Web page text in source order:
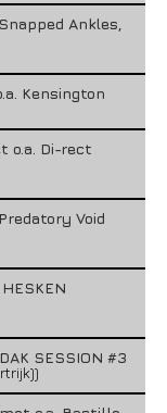
Ankles,
Kensington
o.a. Di-rect
Void
SESSION #3